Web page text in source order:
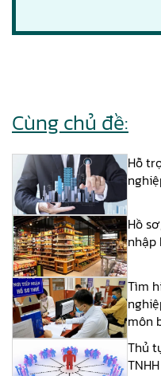
Cùng chủ đề:
Hỗ
Hồ
Tìm
môn
Thủ